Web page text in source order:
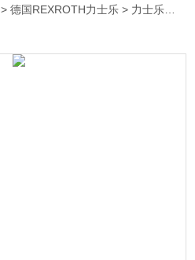
>德国REXROTH力士乐 > 力士乐叶片泵